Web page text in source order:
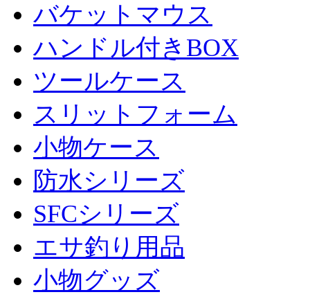
バケットマウス
ハンドル付きBOX
ツールケース
スリットフォーム
小物ケース
防水シリーズ
SFCシリーズ
エサ釣り用品
小物グッズ